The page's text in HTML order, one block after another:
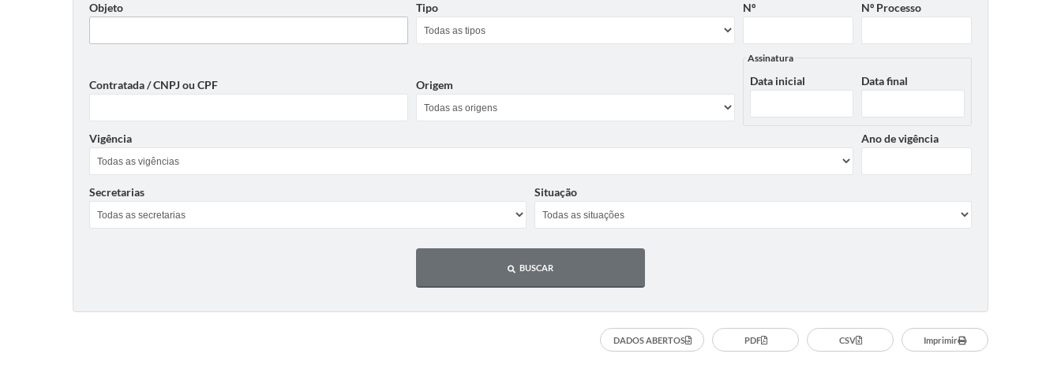
Objeto Tipo Nº Nº Processo
Contratada / CNPJ ou CPF Origem
Assinatura
Data inicial Data final
Vigência Ano de vigência
Secretarias Situação
BUSCAR
DADOS ABERTOS PDF CSV Imprimir